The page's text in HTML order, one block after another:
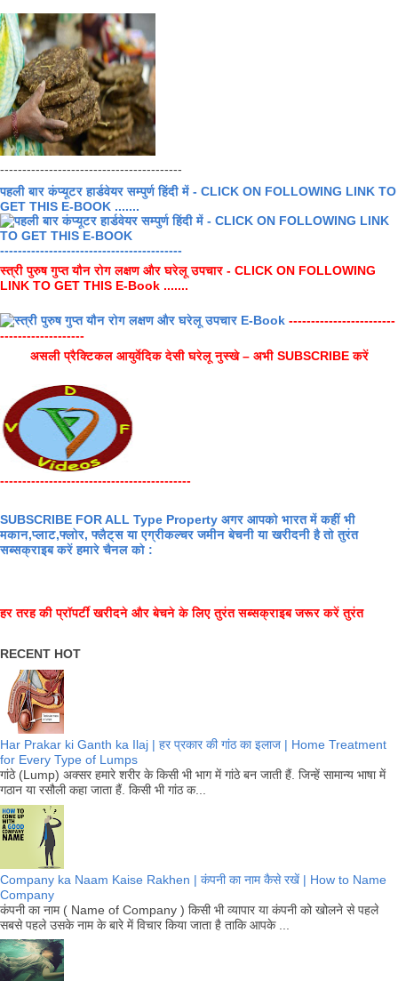
-----------------------------------------
पहली बार कंप्यूटर हार्डवेयर सम्पुर्ण हिंदी में - CLICK ON FOLLOWING LINK TO
GET THIS E-BOOK .......
-----------------------------------------
स्त्री पुरुष गुप्त यौन रोग लक्षण और घरेलू उपचार - CLICK ON FOLLOWING
LINK TO GET THIS E-Book .......
------------------------
-------------------
असली प्रैक्टिकल आयुर्वेदिक देसी घरेलू नुस्खे – अभी SUBSCRIBE करें
-------------------------------------------
SUBSCRIBE FOR ALL Type Property अगर आपको भारत में कहीं भी
मकान,प्लाट,फ्लोर, फ्लैट्स या एग्रीकल्चर जमीन बेचनी या खरीदनी है तो तुरंत
सब्सक्राइब करें हमारे चैनल को :
हर तरह की प्रॉपर्टी खरीदने और बेचने के लिए तुरंत सब्सक्राइब जरूर करें तुरंत
RECENT HOT
Har Prakar ki Ganth ka Ilaj | हर प्रकार की गांठ का इलाज | Home Treatment
for Every Type of Lumps
गांठे (Lump) अक्सर हमारे शरीर के किसी भी भाग में गांठे बन जाती हैं. जिन्हें सामान्य भाषा में
गठान या रसौली कहा जाता हैं. किसी भी गांठ क...
Company ka Naam Kaise Rakhen | कंपनी का नाम कैसे रखें | How to Name
Company
कंपनी का नाम ( Name of Company ) किसी भी व्यापार या कंपनी को खोलने से पहले
सबसे पहले उसके नाम के बारे में विचार किया जाता है ताकि आपके ...